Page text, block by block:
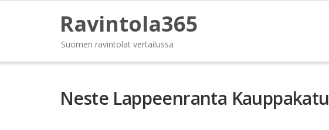
Ravintola365
Suomen ravintolat vertailussa
Neste Lappeenranta Kauppakatu